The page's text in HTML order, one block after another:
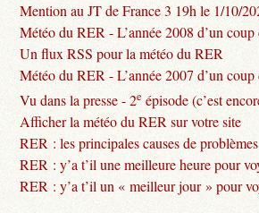
Mention au JT de France 3 19h le 1/10/
Météo du RER - L’année 2008 d’un coup
Un flux RSS pour la météo du RER
Météo du RER - L’année 2007 d’un coup
Vu dans la presse - 2e épisode (c’est
Afficher la météo du RER sur votre site
RER : les principales causes de problèmes
RER : y’a t’il une meilleure heure pour
RER : y’a t’il un « meilleur jour » pour